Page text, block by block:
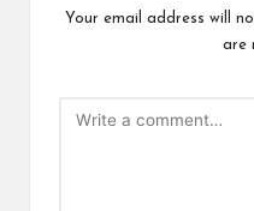
Your email address will
are